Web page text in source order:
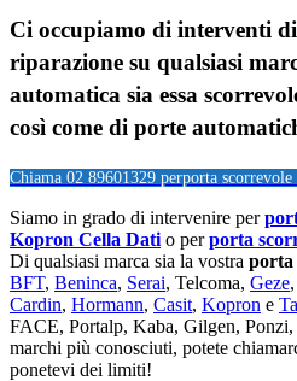
Ci occupiamo di interventi
riparazione su qualsiasi
automatica sia essa
così come di porte
Chiama 02 89601329 perporta scorrevole
Siamo in grado di intervenire per
Kopron Cella Dati o perporta
Di qualsiasi marca sia la vostra porta
BFT, Beninca, Serai, Telcoma, Geze,
Cardin, Hormann, Casit, Kopron e
FACE, Portalp, Kaba, Gilgen,
marchi più conosciuti, potete
ponetevi dei limiti!